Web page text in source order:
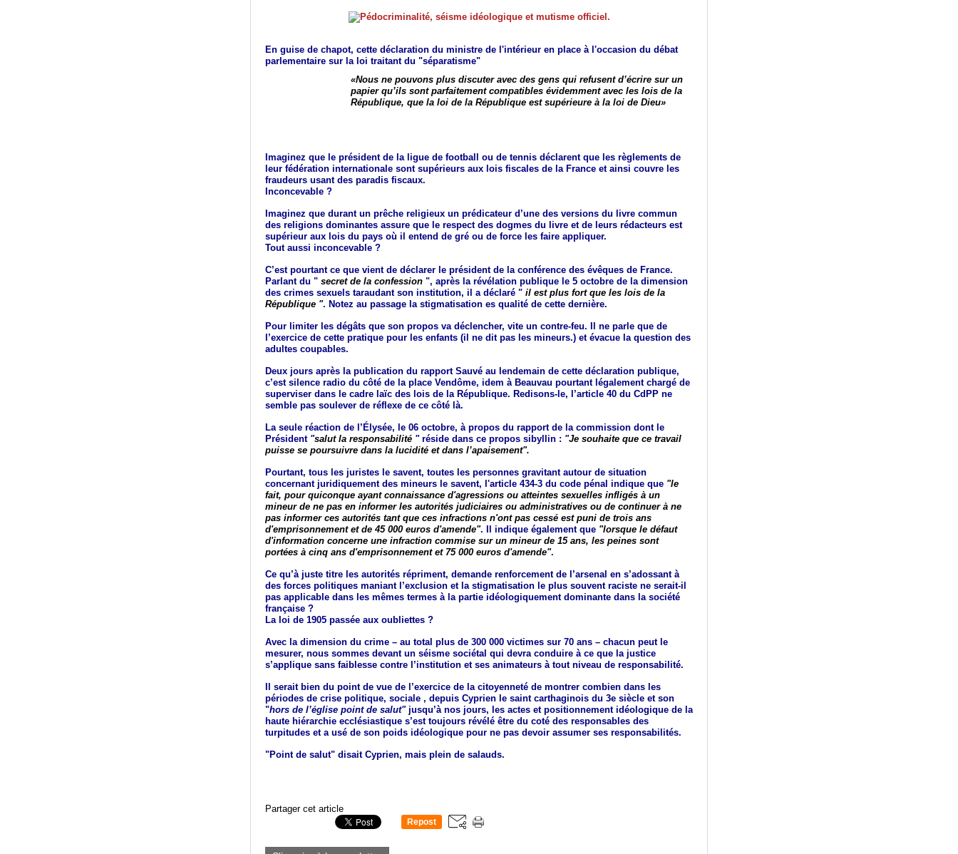
En guise de chapot, cette déclaration du ministre de l'intérieur en place à l'occasion du débat
parlementaire sur la loi traitant du "séparatisme"
«Nous ne pouvons plus discuter avec des gens qui refusent d’écrire sur un
papier qu’ils sont parfaitement compatibles évidemment avec les lois de la
République, que la loi de la République est supérieure à la loi de Dieu»
Imaginez que le président de la ligue de football ou de tennis déclarent que les règlements de
leur fédération internationale sont supérieurs aux lois fiscales de la France et ainsi couvre les
fraudeurs usant des paradis fiscaux.
Inconcevable ?
Imaginez que durant un prêche religieux un prédicateur d’une des versions du livre commun
des religions dominantes assure que le respect des dogmes du livre et de leurs rédacteurs est
supérieur aux lois du pays où il entend de gré ou de force les faire appliquer.
Tout aussi inconcevable ?
C’est pourtant ce que vient de déclarer le président de la conférence des évêques de France.
Parlant du " secret de la confession ", après la révélation publique le 5 octobre de la dimension
des crimes sexuels taraudant son institution, il a déclaré " il est plus fort que les lois de la
République ". Notez au passage la stigmatisation es qualité de cette dernière.
Pour limiter les dégâts que son propos va déclencher, vite un contre-feu. Il ne parle que de
l’exercice de cette pratique pour les enfants (il ne dit pas les mineurs.) et évacue la question des
adultes coupables.
Deux jours après la publication du rapport Sauvé au lendemain de cette déclaration publique,
c’est silence radio du côté de la place Vendôme, idem à Beauvau pourtant légalement chargé de
superviser dans le cadre laïc des lois de la République. Redisons-le, l’article 40 du CdPP ne
semble pas soulever de réflexe de ce côté là.
La seule réaction de l’Élysée, le 06 octobre, à propos du rapport de la commission dont le
Président "salut la responsabilité "réside dans ce propos sibyllin : "Je souhaite que ce travail
puisse se poursuivre dans la lucidité et dans l’apaisement".
Pourtant, tous les juristes le savent, toutes les personnes gravitant autour de situation
concernant juridiquement des mineurs le savent, l'article 434-3 du code pénal indique que "le
fait, pour quiconque ayant connaissance d'agressions ou atteintes sexuelles infligés à un
mineur de ne pas en informer les autorités judiciaires ou administratives ou de continuer à ne
pas informer ces autorités tant que ces infractions n'ont pas cessé est puni de trois ans
d'emprisonnement et de 45 000 euros d'amende". Il indique également que "lorsque le défaut
d'information concerne une infraction commise sur un mineur de 15 ans, les peines sont
portées à cinq ans d'emprisonnement et 75 000 euros d'amende".
Ce qu’à juste titre les autorités répriment, demande renforcement de l’arsenal en s’adossant à
des forces politiques maniant l’exclusion et la stigmatisation le plus souvent raciste ne serait-il
pas applicable dans les mêmes termes à la partie idéologiquement dominante dans la société
française ?
La loi de 1905 passée aux oubliettes ?
Avec la dimension du crime – au total plus de 300 000 victimes sur 70 ans – chacun peut le
mesurer, nous sommes devant un séisme sociétal qui devra conduire à ce que la justice
s’applique sans faiblesse contre l’institution et ses animateurs à tout niveau de responsabilité.
Il serait bien du point de vue de l’exercice de la citoyenneté de montrer combien dans les
périodes de crise politique, sociale , depuis Cyprien le saint carthaginois du 3e siècle et son
"hors de l’église point de salut"jusqu’à nos jours, les actes et positionnement idéologique de la
haute hiérarchie ecclésiastique s’est toujours révélé être du coté des responsables des
turpitudes et a usé de son poids idéologique pour ne pas devoir assumer ses responsabilités.
"Point de salut" disait Cyprien, mais plein de salauds.
Partager cet article
Repost